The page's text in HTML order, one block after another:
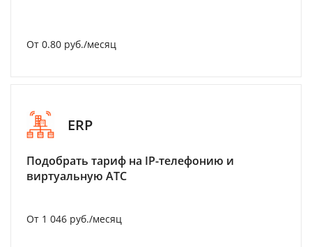
От 0.80 руб./месяц
ERP
Подобрать тариф на IP-телефонию и
виртуальную АТС
От 1 046 руб./месяц